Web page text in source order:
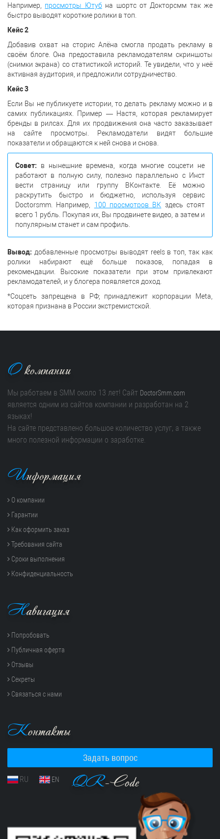
Например, просмотры Ютубна шортс от Докторсмм так же
быстро выводят короткие ролики в топ.
Кейс 2
Добавив охват на сторис Алёна смогла продать рекламу в
своём блоге. Она предоставила рекламодателям скриншоты
(снимки экрана) со статистикой историй. Те увидели, что у неё
активная аудитория, и предложили сотрудничество.
Кейс 3
Если Вы не публикуете истории, то делать рекламу можно и в
самих публикациях. Пример — Настя, которая рекламирует
бренды в рилсах. Для их продвижения она часто заказывает
на сайте просмотры. Рекламодатели видят большие
показатели и обращаются к ней снова и снова.
Совет: в нынешние времена, когда многие соцсети не
работают в полную силу, полезно параллельно с Инст
вести страницу или группу ВКонтакте. Её можно
раскрутить быстро и бюджетно, используя сервис
Doctorsmm. Например, 100 просмотров ВК здесь стоят
всего 1 рубль. Покупая их, Вы продвинете видео, а затем и
популярным станет и сам профиль.
Вывод: добавленные просмотры выводят reels в топ, так как
ролики набирают ещё больше показов, попадая в
рекомендации. Высокие показатели при этом привлекают
рекламодателей, и у блогера появляется доход.
*Соцсеть запрещена в РФ; принадлежит корпорации Meta,
которая признана в России экстремистской.
Окомпании
Мы работаем в SMM около 13 лет! Сайт DoctorSmm.com
является одним из сайтов компании и разработан на 2
языках!
На сайте представлено большое количество услуг, а также
много полезной информации о заработке.
Информация
О компании
Гарантии
Как оформить заказ
Требования сайта
Сроки выполнения
Конфиденциальность
Навигация
Попробовать
Публичная оферта
Отзывы
Секреты
Связаться с нами
Контакты
Задать вопрос
RU EN QR-Code